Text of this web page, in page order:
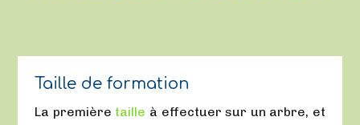
Taille de formation
La première taille à effectuer sur un arbre, et